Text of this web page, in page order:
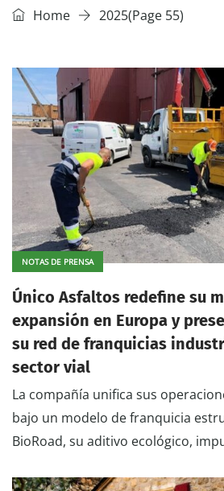
Home 2025(Page 55)
NOTAS DE PRENSA
Único Asfaltos redefine su
expansión en Europa y
su red de franquicias
sector vial
La compañía unifica sus
bajo un modelo de franquicia
BioRoad, su aditivo ecológico,